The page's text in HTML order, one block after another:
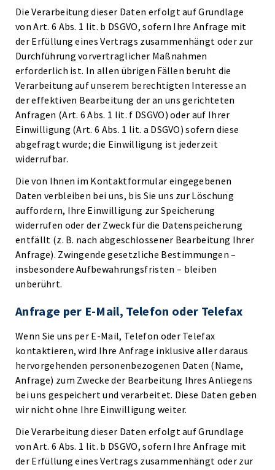
Die Verarbeitung dieser Daten erfolgt auf Grundlage
von Art. 6 Abs. 1 lit. b DSGVO, sofern Ihre Anfrage mit
der Erfüllung eines Vertrags zusammenhängt oder zur
Durchführung vorvertraglicher Maßnahmen
erforderlich ist. In allen übrigen Fällen beruht die
Verarbeitung auf unserem berechtigten Interesse an
der effektiven Bearbeitung der an uns gerichteten
Anfragen (Art. 6 Abs. 1 lit. f DSGVO) oder auf Ihrer
Einwilligung (Art. 6 Abs. 1 lit. a DSGVO) sofern diese
abgefragt wurde; die Einwilligung ist jederzeit
widerrufbar.
Die von Ihnen im Kontaktformular eingegebenen
Daten verbleiben bei uns, bis Sie uns zur Löschung
auffordern, Ihre Einwilligung zur Speicherung
widerrufen oder der Zweck für die Datenspeicherung
entfällt (z. B. nach abgeschlossener Bearbeitung Ihrer
Anfrage). Zwingende gesetzliche Bestimmungen –
insbesondere Aufbewahrungsfristen – bleiben
unberührt.
Anfrage per E-Mail, Telefon oder Telefax
Wenn Sie uns per E-Mail, Telefon oder Telefax
kontaktieren, wird Ihre Anfrage inklusive aller daraus
hervorgehenden personenbezogenen Daten (Name,
Anfrage) zum Zwecke der Bearbeitung Ihres Anliegens
bei uns gespeichert und verarbeitet. Diese Daten geben
wir nicht ohne Ihre Einwilligung weiter.
Die Verarbeitung dieser Daten erfolgt auf Grundlage
von Art. 6 Abs. 1 lit. b DSGVO, sofern Ihre Anfrage mit
der Erfüllung eines Vertrags zusammenhängt oder zur